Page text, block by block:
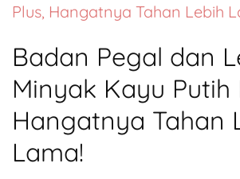
Plus, Hangatnya Tahan Lebih
Badan Pegal dan
Minyak Kayu Putih
Hangatnya Tahan
Lama!